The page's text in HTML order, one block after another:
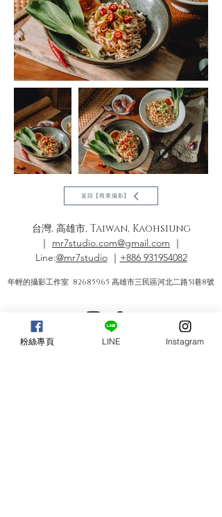
返回【商業攝影】
台灣, 高雄市, Taiwan, Kaohsiung
｜ mr7studio.com@gmail.com ｜
Line:@mr7studio｜ +886 931954082
年輕的攝影工作室 82685965 高雄市三民區河北二路51巷8號
粉絲專頁 LINE Instagram